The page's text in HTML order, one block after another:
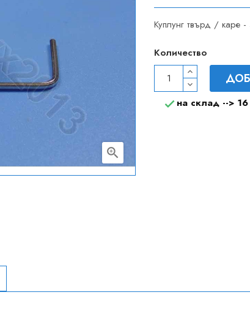

Куплунг твърд / каре
Количество
 на склад -->